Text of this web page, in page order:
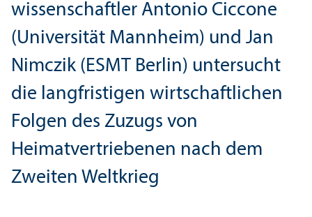
wissenschaft­ler Antonio Ciccone
(Universität Mannheim) und Jan
Nimczik (ESMT Berlin) unter­sucht
die langfristigen wirtschaft­lichen
Folgen des Zuzugs von
Heimatvertriebenen nach dem
Zweiten Weltkrieg